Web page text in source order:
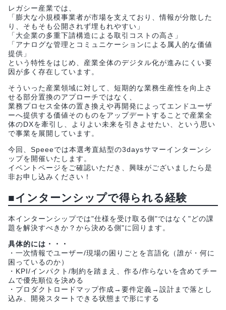
レガシー産業では、
「膨大な小規模事業者が市場を支えており、情報が分散した
り、そもそも公開されず埋もれやすい」
「大企業の多重下請構造による取引コストの高さ」
「アナログな管理とコミュニケーションによる属人的な価値
提供」
という特性をはじめ、産業全体のデジタル化が進みにくい要
因が多く存在しています。
そういった産業領域に対して、短期的な業務生産性を向上さ
せる部分置換のアプローチではなく、
業務プロセス全体の置き換えや再開発によってエンドユーザ
ーへ提供する価値そのものをアップデートすることで産業全
体のDXを牽引し、よりよい未来を引きよせたい、という思い
で事業を展開しています。
今回、Speeeでは本選考直結型の3daysサマーインターンシ
ップを開催いたします。
イベントページをご確認いただき、興味がございましたら是
非お申し込みください！
■インターンシップで得られる経験
本インターンシップでは"仕様を受け取る側"ではなく"どの課
題を解決すべきか？から決める側"に回ります。
具体的には・・・
・一次情報でユーザー/現場の困りごとを言語化（誰が・何に
困っているのか）
・KPI/インパクト/制約を踏まえ、作る/作らないを含めてチー
ムで優先順位を決める
・プロダクトロードマップ作成→要件定義→設計まで落とし
込み、開発スタートできる状態まで形にする